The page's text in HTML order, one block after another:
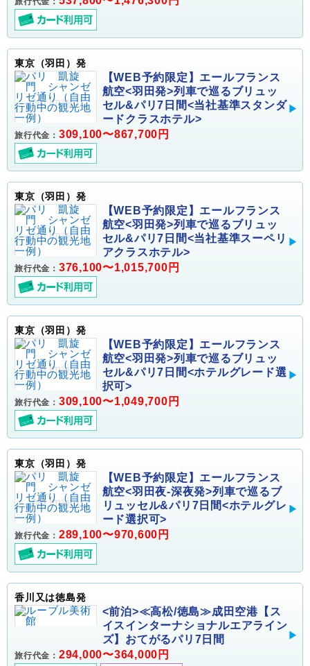
東京（羽田）発
【WEB予約限定】エールフランス
航空<羽田発>列車で巡るブリュッ
セル&パリ7日間<当社基準スタンダ
ードクラスホテル>
旅行代金： 309,100〜867,700円
東京（羽田）発
【WEB予約限定】エールフランス
航空<羽田発>列車で巡るブリュッ
セル&パリ7日間<当社基準スーペリ
アクラスホテル>
旅行代金： 376,100〜1,015,700円
東京（羽田）発
【WEB予約限定】エールフランス
航空<羽田発>列車で巡るブリュッ
セル&パリ7日間<ホテルグレード選
択可>
旅行代金： 309,100〜1,049,700円
東京（羽田）発
【WEB予約限定】エールフランス
航空<羽田夜-深夜発>列車で巡るブ
リュッセル&パリ7日間<ホテルグレ
ード選択可>
旅行代金： 289,100〜970,600円
香川又は徳島発
<前泊>≪高松/徳島≫成田空港【ス
イスインターナショナルエアライン
ズ】おてがるパリ7日間
旅行代金： 294,000〜364,000円